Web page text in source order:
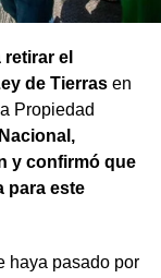
el
de Tierrasen
Propiedad
y confirmó que
para este
haya pasado por